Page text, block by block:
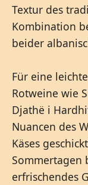
Textur des
Kombination
beider
Für eine
Rotweine wie
Djathë i
Nuancen des
Käses
Sommertagen
erfrischendes